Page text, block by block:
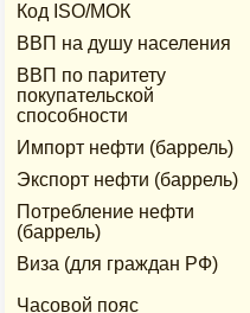
Код ISO/МОК
ВВП на душу населения
ВВП по паритету
покупательской
способности
Импорт нефти (баррель)
Экспорт нефти (баррель)
Потребление нефти
(баррель)
Виза (для граждан РФ)
Часовой пояс